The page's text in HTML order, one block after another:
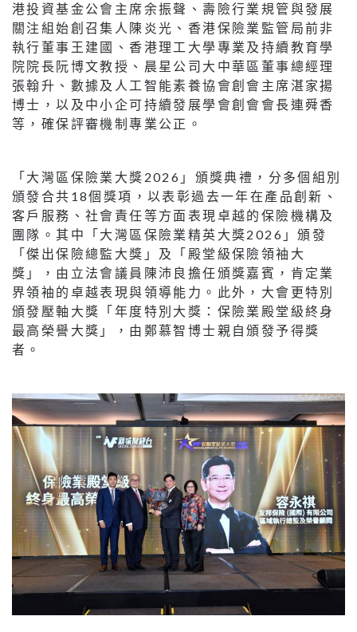
港投資基金公會主席余振聲、壽險行業規管與發展
關注組始創召集人陳炎光、香港保險業監管局前非
執行董事王建國、香港理工大學專業及持續教育學
院院長阮博文教授、晨星公司大中華區董事總經理
張翰升、數據及人工智能素養協會創會主席湛家揚
博士，以及中小企可持續發展學會創會會長連舜香
等，確保評審機制專業公正。
「大灣區保險業大獎2026」頒獎典禮，分多個組別
頒發合共18個獎項，以表彰過去一年在產品創新、
客戶服務、社會責任等方面表現卓越的保險機構及
團隊。其中「大灣區保險業精英大獎2026」頒發
「傑出保險總監大獎」及「殿堂級保險領袖大
獎」，由立法會議員陳沛良擔任頒獎嘉賓，肯定業
界領袖的卓越表現與領導能力。此外，大會更特別
頒發壓軸大獎「年度特別大獎：保險業殿堂級終身
最高榮譽大獎」，由鄭慕智博士親自頒發予得獎
者。